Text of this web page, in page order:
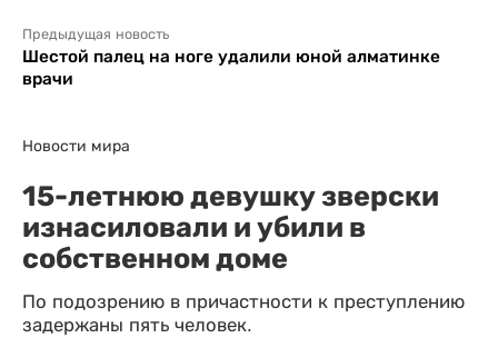
Предыдущая новость
Шестой палец на ноге удалили юной алматинке
врачи
Новости мира
15-летнюю девушку зверски
изнасиловали и убили в
собственном доме
По подозрению в причастности к преступлению
задержаны пять человек.